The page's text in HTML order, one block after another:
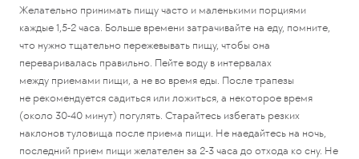
Желательно принимать пищу часто и маленькими порциями
каждые 1,5-2 часа. Больше времени затрачивайте на еду, помните,
что нужно тщательно пережевывать пищу, чтобы она
переваривалась правильно. Пейте воду в интервалах
между приемами пищи, а не во время еды. После трапезы
не рекомендуется садиться или ложиться, а некоторое время
(около 30-40 минут) погулять. Старайтесь избегать резких
наклонов туловища после приема пищи. Не наедайтесь на ночь,
последний прием пищи желателен за 2-3 часа до отхода ко сну. Не